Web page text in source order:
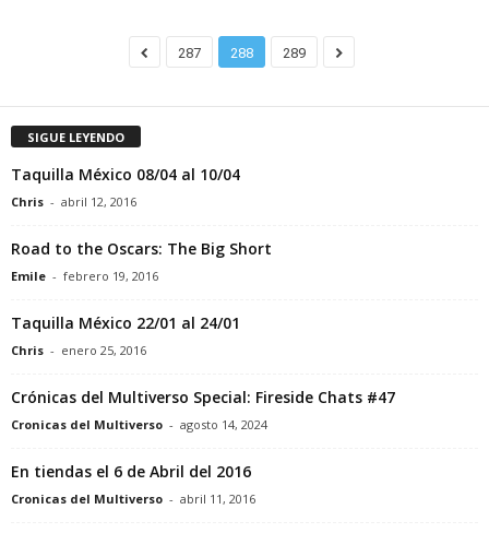
287 288 289
SIGUE LEYENDO
Taquilla México 08/04 al 10/04
Chris - abril 12, 2016
Road to the Oscars: The Big Short
Emile - febrero 19, 2016
Taquilla México 22/01 al 24/01
Chris - enero 25, 2016
Crónicas del Multiverso Special: Fireside Chats #47
Cronicas del Multiverso - agosto 14, 2024
En tiendas el 6 de Abril del 2016
Cronicas del Multiverso - abril 11, 2016